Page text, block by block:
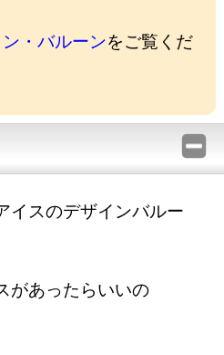
・バルーンをご覧くだ
イスのデザインバルー
があったらいいの